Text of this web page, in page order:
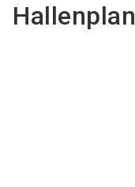
Hallenplan